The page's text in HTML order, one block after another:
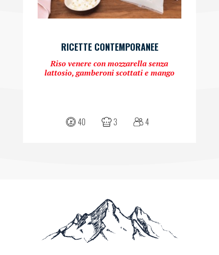
RICETTE CONTEMPORANEE
Riso venere con mozzarella senza
lattosio, gamberoni scottati e mango
40 3 4